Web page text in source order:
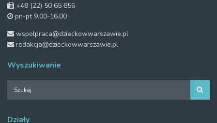
+48 (22) 50 65 856
pn-pt 9.00-16.00
wspolpraca@dzieckowwarszawie.pl
redakcja@dzieckowwarszawie.pl
Wyszukiwanie
Działy